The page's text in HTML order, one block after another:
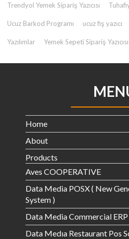
Trendyol Yemek Sipariş Yazıcısı
Ucuz Barkod Programı ucuz fiş yazıcı
Yazılımlar Yemek Sepeti Sipariş Yazıcısı
Home
About
Products
Aves COOPERATIVE
Data Media POSX ( New
System )
Data Media Commercial ERP
Data Medıa Restaurant Pos